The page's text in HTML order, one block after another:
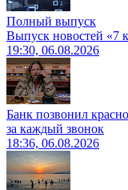
Полный выпуск
Выпуск новостей «7
19:30, 06.08.2026
Банк позвонил
за каждый звонок
18:36, 06.08.2026